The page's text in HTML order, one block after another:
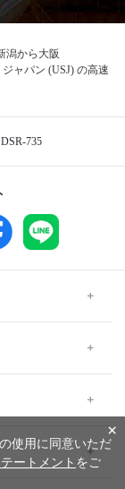
潟から大阪
ャパン (USJ) の高速
DSR-735
×
使用に同意いただ
ートメント をご